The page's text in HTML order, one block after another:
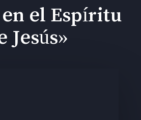
el Espíritu
Jesús»